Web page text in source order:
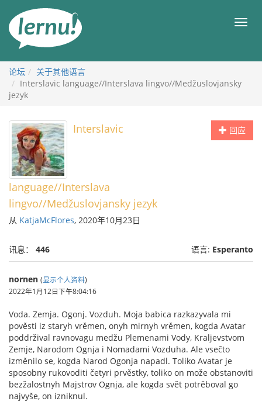
目
论坛
关于其他语言
Interslavic language//Interslava lingvo//Medžuslovjansky
jezyk
回应
Interslavic
language//Interslava
lingvo//Medžuslovjansky jezyk
从 KatjaMcFlores, 2020年10月23日
讯息： 446 语言: Esperanto
nornen (显示个人资料)
2022年1月12日下午8:04:16
Voda. Zemja. Ogonj. Vozduh. Moja babica razkazyvala mi
pověsti iz staryh vrěmen, onyh mirnyh vrěmen, kogda Avatar
poddržival ravnovagu medžu Plemenami Vody, Kraljevstvom
Zemje, Narodom Ognja i Nomadami Vozduha. Ale vsečto
izměnilo se, kogda Narod Ogonja napadl. Toliko Avatar je
sposobny rukovoditi četyri prvěstky, toliko on može obstanoviti
bezžalostnyh Majstrov Ognja, ale kogda svět potrěboval go
najvyše, on izniknul.